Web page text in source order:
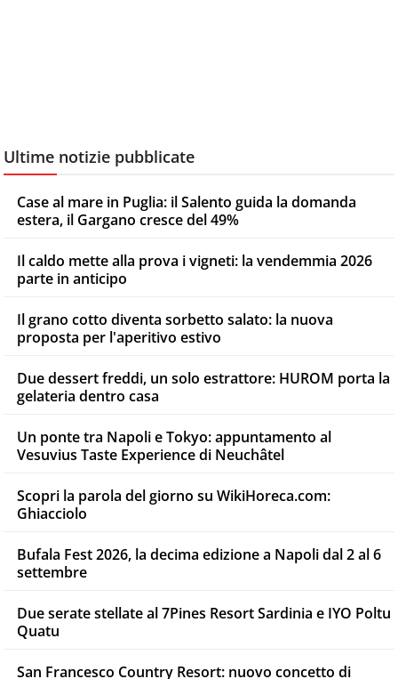
Ultime notizie pubblicate
Case al mare in Puglia: il Salento guida la domanda
estera, il Gargano cresce del 49%
Il caldo mette alla prova i vigneti: la vendemmia 2026
parte in anticipo
Il grano cotto diventa sorbetto salato: la nuova
proposta per l'aperitivo estivo
Due dessert freddi, un solo estrattore: HUROM porta la
gelateria dentro casa
Un ponte tra Napoli e Tokyo: appuntamento al
Vesuvius Taste Experience di Neuchâtel
Scopri la parola del giorno su WikiHoreca.com:
Ghiacciolo
Bufala Fest 2026, la decima edizione a Napoli dal 2 al 6
settembre
Due serate stellate al 7Pines Resort Sardinia e IYO Poltu
Quatu
San Francesco Country Resort: nuovo concetto di